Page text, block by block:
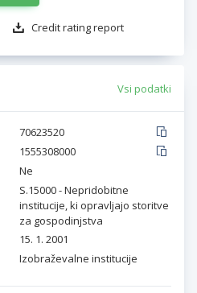
Credit rating report
Vsi podatki
70623520
1555308000
Ne
S.15000 - Nepridobitne
institucije, ki opravljajo storitve
za gospodinjstva
15. 1. 2001
Izobraževalne institucije